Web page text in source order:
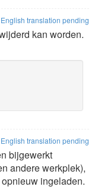
English translation pending
kan worden.
English translation pending
bijgewerkt
andere werkplek),
ingeladen.